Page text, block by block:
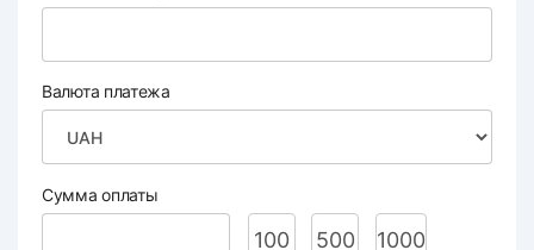
Валюта платежа
Сумма оплаты
100 500 1000